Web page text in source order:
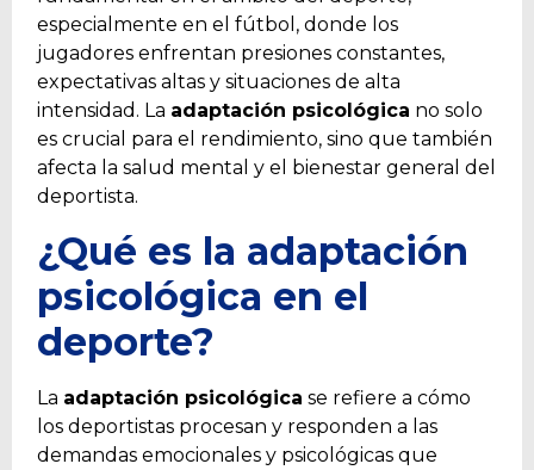
especialmente en el fútbol, donde los
jugadores enfrentan presiones constantes,
expectativas altas y situaciones de alta
intensidad. La adaptación psicológica no solo
es crucial para el rendimiento, sino que también
afecta la salud mental y el bienestar general del
deportista.
¿Qué es la adaptación
psicológica en el
deporte?
La adaptación psicológica se refiere a cómo
los deportistas procesan y responden a las
demandas emocionales y psicológicas que